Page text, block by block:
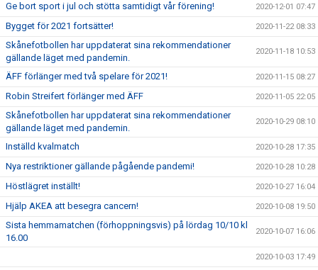
Ge bort sport i jul och stötta samtidigt vår förening! 2020-12-01 07:47
Bygget för 2021 fortsätter! 2020-11-22 08:33
Skånefotbollen har uppdaterat sina rekommendationer
gällande läget med pandemin.
2020-11-18 10:53
ÄFF förlänger med två spelare för 2021! 2020-11-15 08:27
Robin Streifert förlänger med ÄFF 2020-11-05 22:05
Skånefotbollen har uppdaterat sina rekommendationer
gällande läget med pandemin.
2020-10-29 08:10
Inställd kvalmatch 2020-10-28 17:35
Nya restriktioner gällande pågående pandemi! 2020-10-28 10:28
Höstlägret inställt! 2020-10-27 16:04
Hjälp AKEA att besegra cancern! 2020-10-08 19:50
Sista hemmamatchen (förhoppningsvis) på lördag 10/10 kl
16.00
2020-10-07 16:06
2020-10-03 17:49